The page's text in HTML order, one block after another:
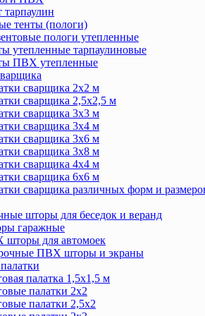
тарпаулин
тенты (пологи)
пологи утепленные
утепленные тарпаулиновые
ПВХ утепленные
сварщика 2х2 м
сварщика 2,5х2,5 м
сварщика 3х3 м
сварщика 3х4 м
сварщика 3х6 м
сварщика 3х8 м
сварщика 4х4 м
сварщика 6х6 м
сварщика различных форм и
шторы для беседок и веранд
гаражные
для автомоек
ПВХ шторы и экраны
палатка 1,5х1,5 м
палатки 2х2
палатки 2,5х2